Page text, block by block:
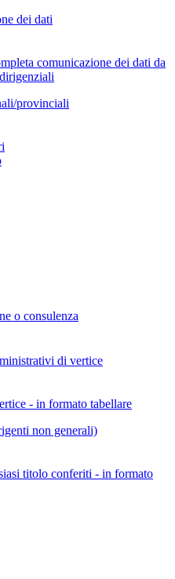
dei dati
comunicazione dei dati da
provinciali
o consulenza
di vertice
- in formato tabellare
non generali)
titolo conferiti - in formato